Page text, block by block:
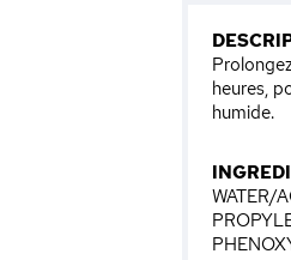
heures,
humide.
WATER/